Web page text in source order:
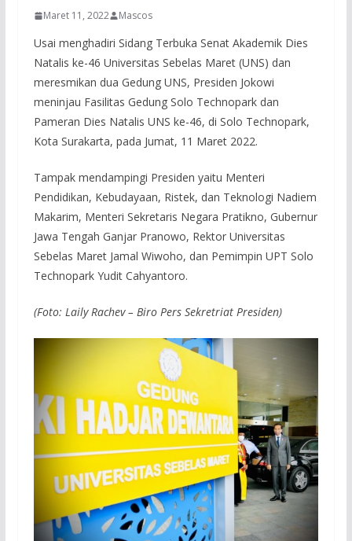
Maret 11, 2022 Mascos
Usai menghadiri Sidang Terbuka Senat Akademik Dies
Natalis ke-46 Universitas Sebelas Maret (UNS) dan
meresmikan dua Gedung UNS, Presiden Jokowi
meninjau Fasilitas Gedung Solo Technopark dan
Pameran Dies Natalis UNS ke-46, di Solo Technopark,
Kota Surakarta, pada Jumat, 11 Maret 2022.
Tampak mendampingi Presiden yaitu Menteri
Pendidikan, Kebudayaan, Ristek, dan Teknologi Nadiem
Makarim, Menteri Sekretaris Negara Pratikno, Gubernur
Jawa Tengah Ganjar Pranowo, Rektor Universitas
Sebelas Maret Jamal Wiwoho, dan Pemimpin UPT Solo
Technopark Yudit Cahyantoro.
(Foto: Laily Rachev – Biro Pers Sekretriat Presiden)